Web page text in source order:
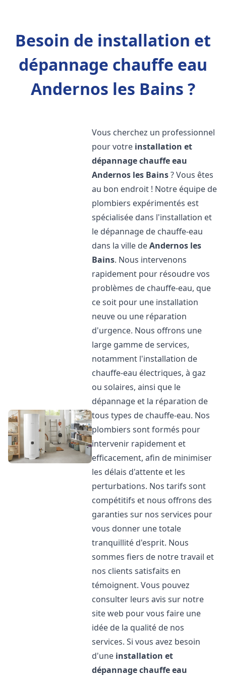
Besoin de installation et
dépannage chauffe eau
Andernos les Bains ?
Vous cherchez un professionnel
pour votre installation et
dépannage chauffe eau
Andernos les Bains? Vous êtes
au bon endroit ! Notre équipe de
plombiers expérimentés est
spécialisée dans l'installation et
le dépannage de chauffe-eau
dans la ville deAndernos les
Bains. Nous intervenons
rapidement pour résoudre vos
problèmes de chauffe-eau, que
ce soit pour une installation
neuve ou une réparation
d'urgence. Nous offrons une
large gamme de services,
notamment l'installation de
chauffe-eau électriques, à gaz
ou solaires, ainsi que le
dépannage et la réparation de
tous types de chauffe-eau. Nos
plombiers sont formés pour
intervenir rapidement et
efficacement, afin de minimiser
les délais d'attente et les
perturbations. Nos tarifs sont
compétitifs et nous offrons des
garanties sur nos services pour
vous donner une totale
tranquillité d'esprit. Nous
sommes fiers de notre travail et
nos clients satisfaits en
témoignent. Vous pouvez
consulter leurs avis sur notre
site web pour vous faire une
idée de la qualité de nos
services. Si vous avez besoin
d'une installation et
dépannage chauffe eau